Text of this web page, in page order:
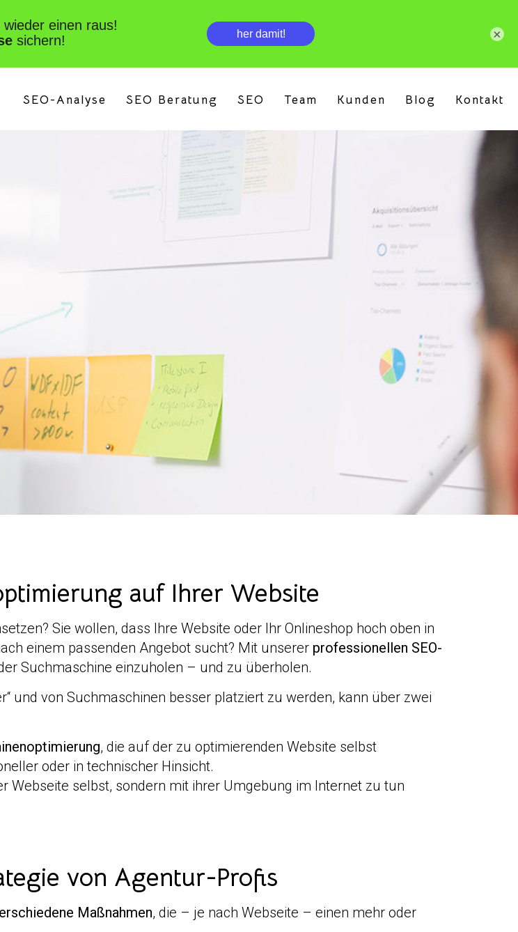
SEO-Analyse SEO Beratung SEO Team Kunden Blog Kontakt
auf Ihrer Website
Sie wollen, dass Ihre Website oder Ihr Onlineshop hoch oben in
einem passenden Angebot sucht? Mit unserer professionellen SEO-
Suchmaschine einzuholen – und zu überholen.
und von Suchmaschinen besser platziert zu werden, kann über zwei
, die auf der zu optimierenden Website selbst
oder in technischer Hinsicht.
Webseite selbst, sondern mit ihrer Umgebung im Internet zu tun
von Agentur-Profis
Maßnahmen, die – je nach Webseite – einen mehr oder
×